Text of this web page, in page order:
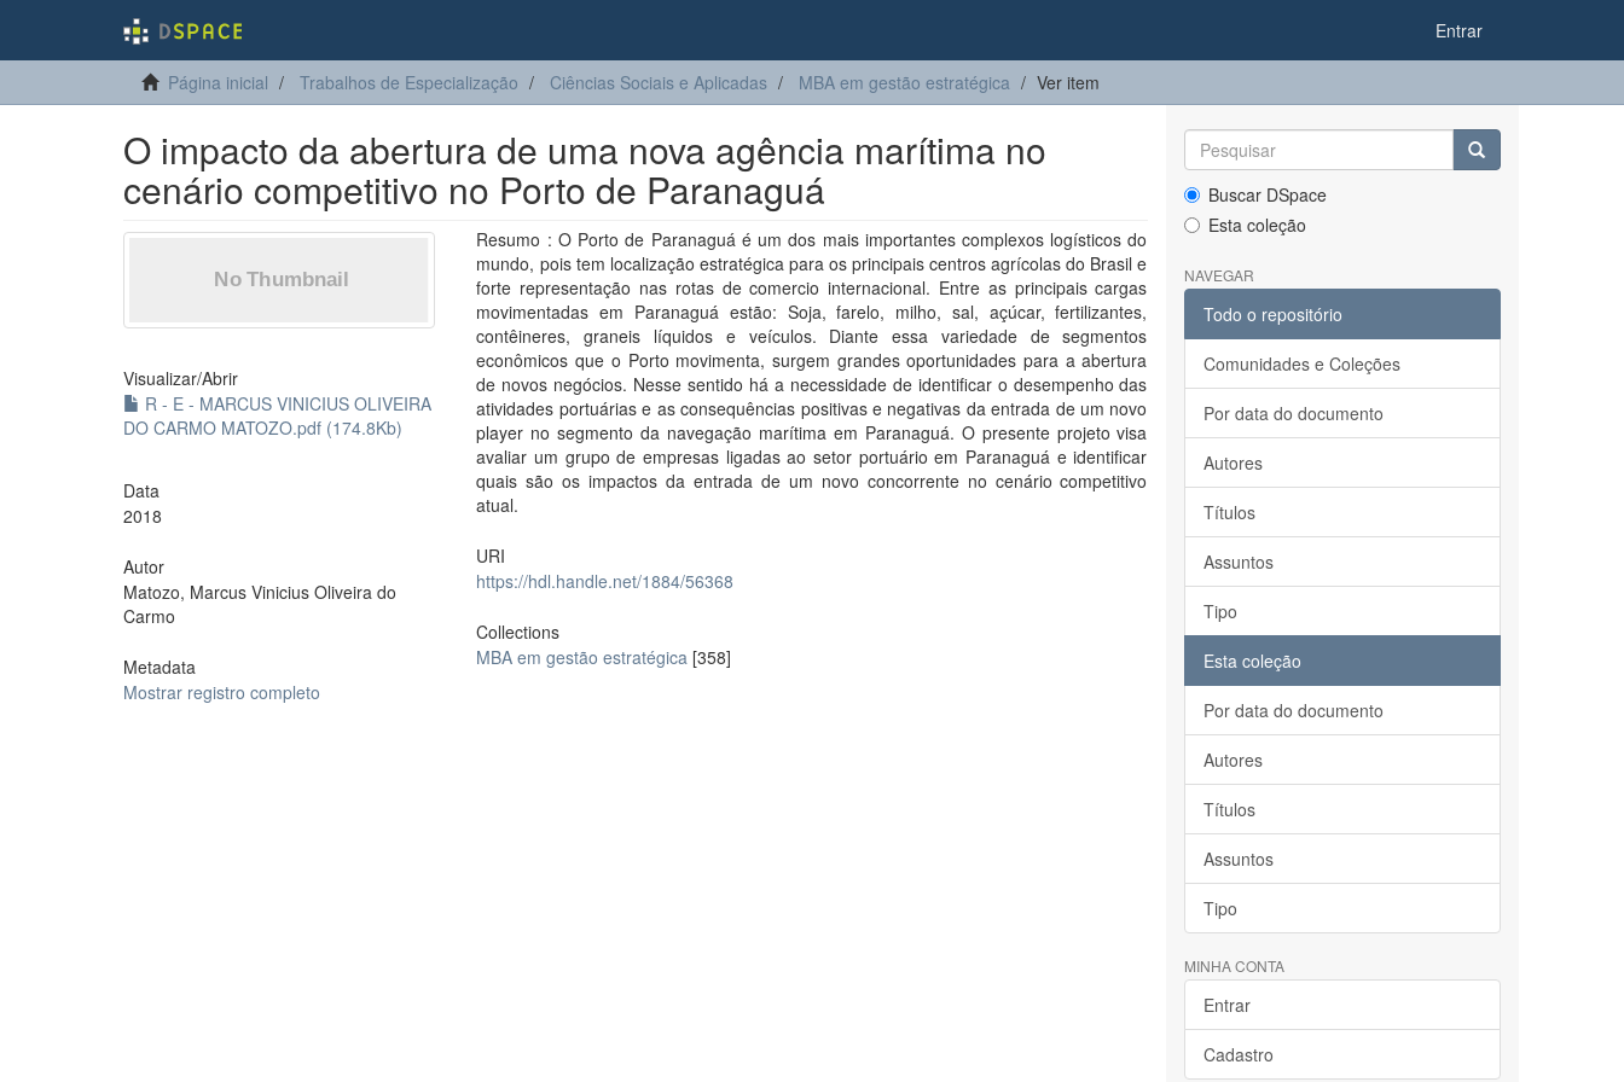
Entrar
Página inicial Trabalhos de Especialização Ciências Sociais e Aplicadas MBA em gestão estratégica Ver item
O impacto da abertura de uma nova agência marítima no
cenário competitivo no Porto de Paranaguá
Visualizar/Abrir
R - E - MARCUS VINICIUS OLIVEIRA
DO CARMO MATOZO.pdf (174.8Kb)
Data
2018
Autor
Matozo, Marcus Vinicius Oliveira do
Carmo
Metadata
Mostrar registro completo
Resumo : O Porto de Paranaguá é um dos mais importantes complexos logísticos do
mundo, pois tem localização estratégica para os principais centros agrícolas do Brasil e
forte representação nas rotas de comercio internacional. Entre as principais cargas
movimentadas em Paranaguá estão: Soja, farelo, milho, sal, açúcar, fertilizantes,
contêineres, graneis líquidos e veículos. Diante essa variedade de segmentos
econômicos que o Porto movimenta, surgem grandes oportunidades para a abertura
de novos negócios. Nesse sentido há a necessidade de identificar o desempenho das
atividades portuárias e as consequências positivas e negativas da entrada de um novo
player no segmento da navegação marítima em Paranaguá. O presente projeto visa
avaliar um grupo de empresas ligadas ao setor portuário em Paranaguá e identificar
quais são os impactos da entrada de um novo concorrente no cenário competitivo
atual.
URI
https://hdl.handle.net/1884/56368
Collections
MBA em gestão estratégica [358]
Buscar DSpace
Esta coleção
NAVEGAR
Todo o repositório
Comunidades e Coleções
Por data do documento
Autores
Títulos
Assuntos
Tipo
Esta coleção
Por data do documento
Autores
Títulos
Assuntos
Tipo
MINHA CONTA
Entrar
Cadastro